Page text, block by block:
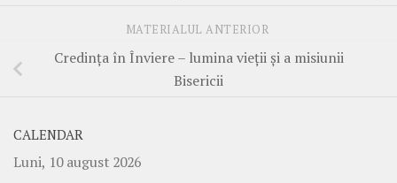
MATERIALUL ANTERIOR
Credinţa în Înviere – lumina vieţii şi a misiunii
Bisericii
CALENDAR
Luni, 10 august 2026